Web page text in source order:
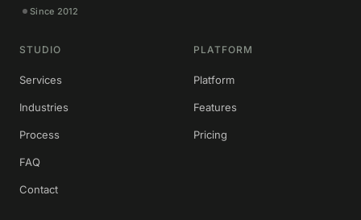
Since 2012
STUDIO
Services
Industries
Process
FAQ
Contact
PLATFORM
Platform
Features
Pricing